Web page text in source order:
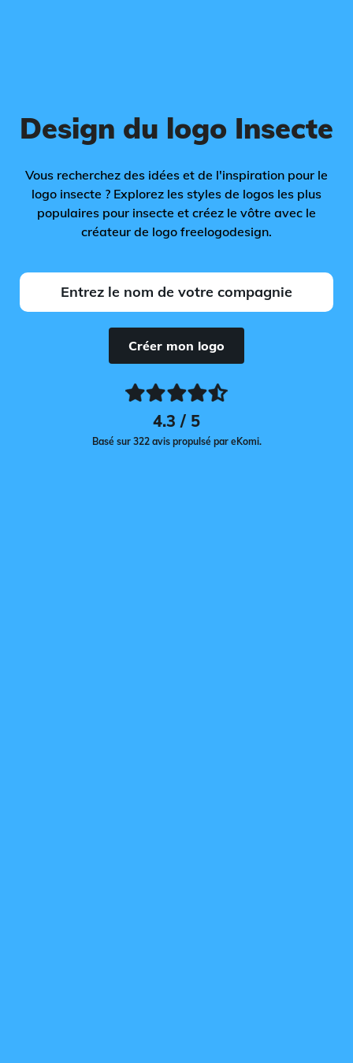
Design du logo Insecte
Vous recherchez des idées et de l'inspiration pour le
logo insecte ? Explorez les styles de logos les plus
populaires pour insecte et créez le vôtre avec le
créateur de logo freelogodesign.
Créer mon logo
4.3 / 5
Basé sur 322 avis propulsé par eKomi.